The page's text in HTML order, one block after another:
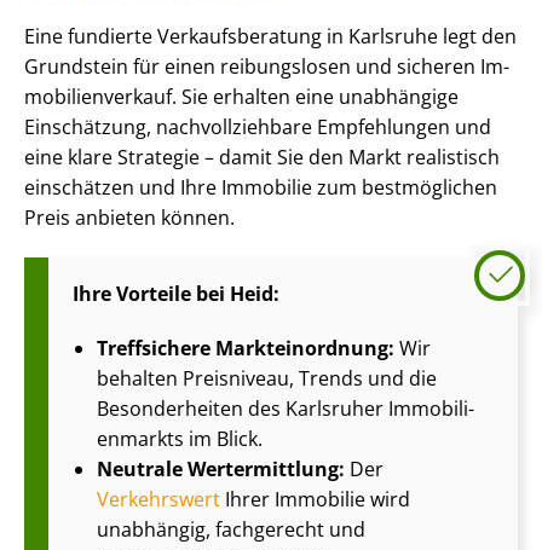
Eine fundierte Ver­kaufs­be­ra­tung in Karlsruhe legt den
Grundstein für einen reibungslosen und sicheren Im­
mo­bi­li­en­ver­kauf. Sie erhalten eine unabhängige
Einschätzung, nach­voll­zieh­ba­re Empfehlungen und
eine klare Strategie – damit Sie den Markt realistisch
einschätzen und Ihre Immobilie zum bestmöglichen
Preis anbieten können.
Ihre Vorteile bei Heid:
Treffsichere Markteinordnung: Wir
behalten Preisniveau, Trends und die
Besonderheiten des Karlsruher Im­mo­bi­li­
en­markts im Blick.
Neutrale Wertermittlung: Der
Verkehrswert Ihrer Immobilie wird
unabhängig, fachgerecht und